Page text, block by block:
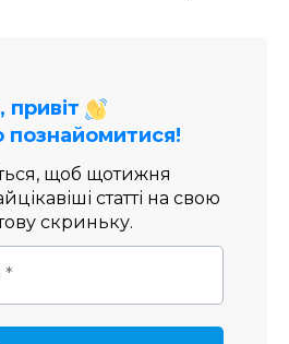
привіт
познайомитися!
щоб щотижня
статті на свою
скриньку.